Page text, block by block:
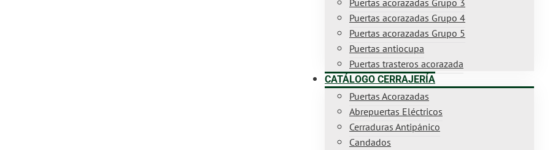
Puertas acorazadas Grupo 3
Puertas acorazadas Grupo 4
Puertas acorazadas Grupo 5
Puertas antiocupa
Puertas trasteros acorazada
CATÁLOGO CERRAJERÍA
Puertas Acorazadas
Abrepuertas Eléctricos
Cerraduras Antipánico
Candados